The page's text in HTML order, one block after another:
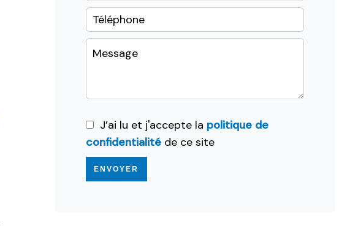
J’ai lu et j'accepte la politique de
confidentialitéde ce site
ENVOYER